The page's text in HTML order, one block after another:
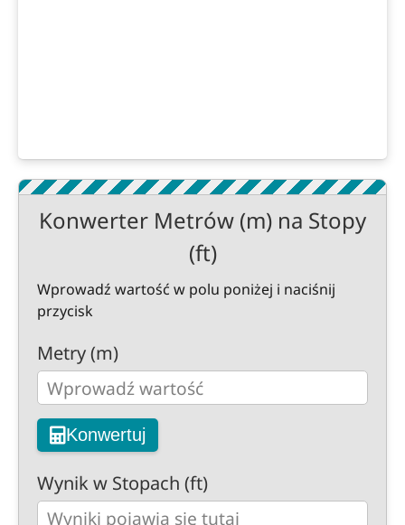
Konwerter Metrów (m) na Stopy
(ft)
Wprowadź wartość w polu poniżej i naciśnij
przycisk
Metry (m)
Konwertuj
Wynik w Stopach (ft)